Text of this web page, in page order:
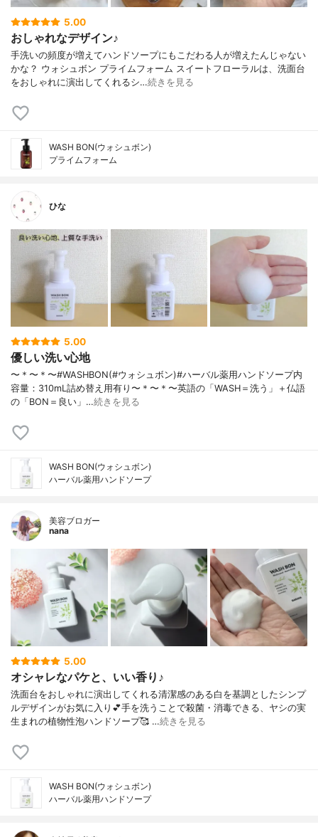
5.00
おしゃれなデザイン♪
手洗いの頻度が増えてハンドソープにもこだわる人が増えたんじゃない
かな？ ウォシュボン プライムフォーム スイートフローラルは、洗面台
をおしゃれに演出してくれるシ…続きを見る
WASH BON(ウォシュボン)
プライムフォーム
ひな
5.00
優しい洗い心地
〜＊〜＊〜#WASHBON(#ウォシュボン)#ハーバル薬用ハンドソープ内
容量：310mL詰め替え用有り〜＊〜＊〜英語の「WASH＝洗う」＋仏語
の「BON＝良い」…続きを見る
WASH BON(ウォシュボン)
ハーバル薬用ハンドソープ
美容ブロガー
nana
5.00
オシャレなパケと、いい香り♪
洗面台をおしゃれに演出してくれる清潔感のある白を基調としたシンプ
ルデザインがお気に入り💕手を洗うことで殺菌・消毒できる、ヤシの実
生まれの植物性泡ハンドソープ🥰 …続きを見る
WASH BON(ウォシュボン)
ハーバル薬用ハンドソープ